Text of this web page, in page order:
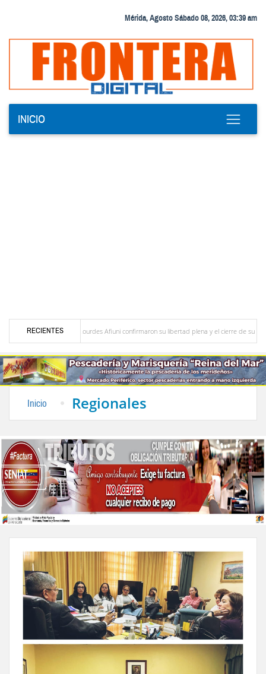
Mérida, Agosto Sábado 08, 2026, 03:39 am
INICIO
RECIENTES
Familiares de María Lourdes Afiuni confirmaron su libertad plena y el cierre de su caso
Inicio Regionales